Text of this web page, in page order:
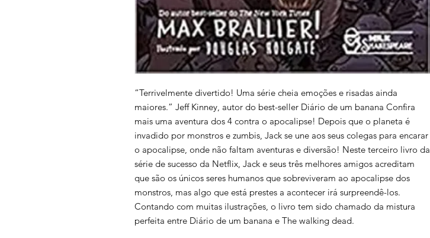
“Terrivelmente divertido! Uma série cheia emoções e risadas ainda
maiores.” Jeff Kinney, autor do best-seller Diário de um banana Confira
mais uma aventura dos 4 contra o apocalipse! Depois que o planeta é
invadido por monstros e zumbis, Jack se une aos seus colegas para encarar
o apocalipse, onde não faltam aventuras e diversão! Neste terceiro livro da
série de sucesso da Netflix, Jack e seus três melhores amigos acreditam
que são os únicos seres humanos que sobreviveram ao apocalipse dos
monstros, mas algo que está prestes a acontecer irá surpreendê-los.
Contando com muitas ilustrações, o livro tem sido chamado da mistura
perfeita entre Diário de um banana e The walking dead.